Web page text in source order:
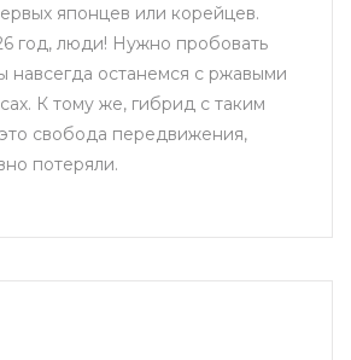
японцев или корейцев.
год, люди! Нужно пробовать
навсегда останемся с ржавыми
К тому же, гибрид с таким
свобода передвижения,
потеряли.